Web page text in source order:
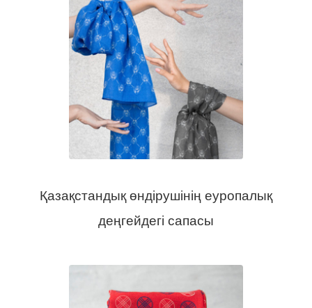
Қазақстандық өндірушінің еуропалық
деңгейдегі сапасы